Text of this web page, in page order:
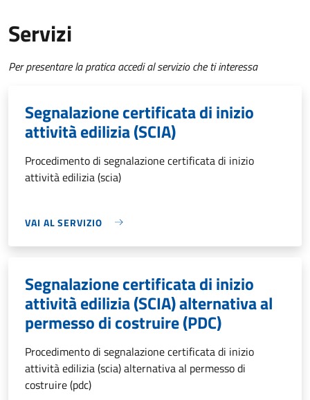
Servizi
Per presentare la pratica accedi al servizio che ti interessa
Segnalazione certificata di inizio
attività edilizia (SCIA)
Procedimento di segnalazione certificata di inizio
attività edilizia (scia)
VAI AL SERVIZIO
Segnalazione certificata di inizio
attività edilizia (SCIA) alternativa al
permesso di costruire (PDC)
Procedimento di segnalazione certificata di inizio
attività edilizia (scia) alternativa al permesso di
costruire (pdc)